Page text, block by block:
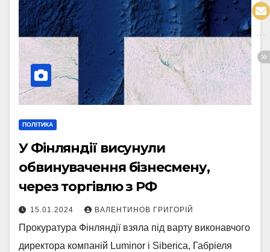
ПОЛІТИКА
У Фінляндії висунули
обвинувачення бізнесмену,
через торгівлю з РФ
15.01.2024 ВАЛЕНТИНОВ ГРИГОРІЙ
Прокуратура Фінляндії взяла під варту виконавчого
директора компаній Luminor і Siberica, Габріеля